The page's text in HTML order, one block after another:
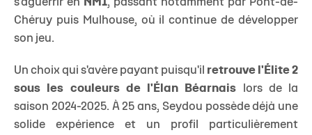
s'aguerrir en NM1, passant notamment par Pont-de-
Chéruy puis Mulhouse, où il continue de développer
son jeu.
Un choix qui s'avère payant puisqu'il retrouve l'Élite 2
sous les couleurs de l'Élan Béarnais
lors de la
saison 2024-2025. À 25 ans, Seydou possède déjà une
solide expérience et un profil particulièrement